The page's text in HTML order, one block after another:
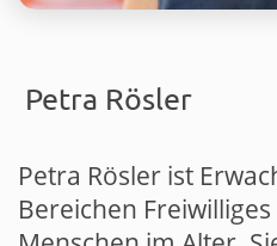
Petra Rösler
Petra Rösler ist
Bereichen